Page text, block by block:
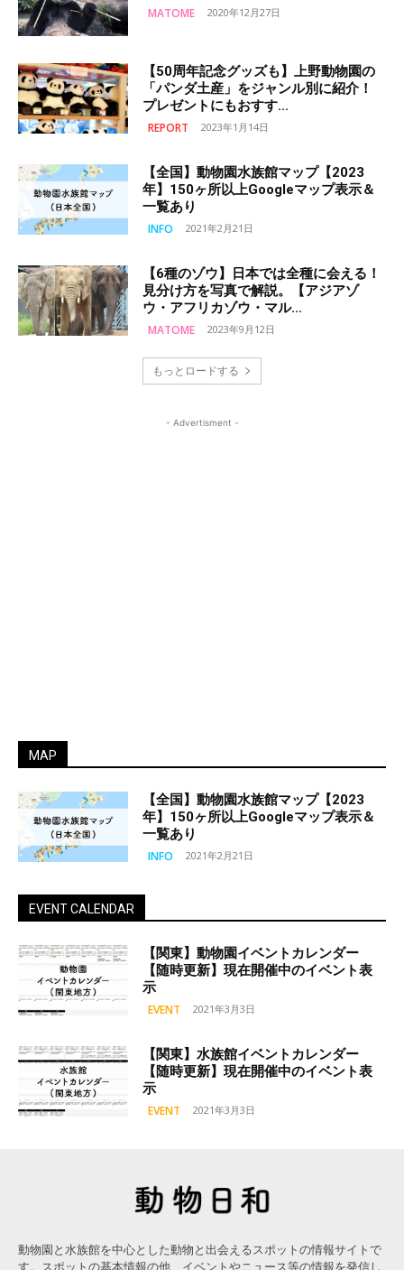
MATOME 2020年12月27日
【50周年記念グッズも】上野動物園の
「パンダ土産」をジャンル別に紹介！
プレゼントにもおすす...
REPORT 2023年1月14日
【全国】動物園水族館マップ【2023
年】150ヶ所以上Googleマップ表示＆
一覧あり
INFO 2021年2月21日
【6種のゾウ】日本では全種に会える！
見分け方を写真で解説。【アジアゾ
ウ・アフリカゾウ・マル...
MATOME 2023年9月12日
もっとロードする
- Advertisment -
MAP
【全国】動物園水族館マップ【2023
年】150ヶ所以上Googleマップ表示＆
一覧あり
INFO 2021年2月21日
EVENT CALENDAR
【関東】動物園イベントカレンダー
【随時更新】現在開催中のイベント表
示
EVENT 2021年3月3日
【関東】水族館イベントカレンダー
【随時更新】現在開催中のイベント表
示
EVENT 2021年3月3日
動物園と水族館を中心とした動物と出会えるスポットの情報サイトで
す。スポットの基本情報の他、イベントやニュース等の情報を発信し